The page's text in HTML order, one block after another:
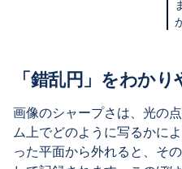
「錯乱円」をわか
画像のシャープさは、光の
ム上でどのように写るかに
った平面から外れると、そ